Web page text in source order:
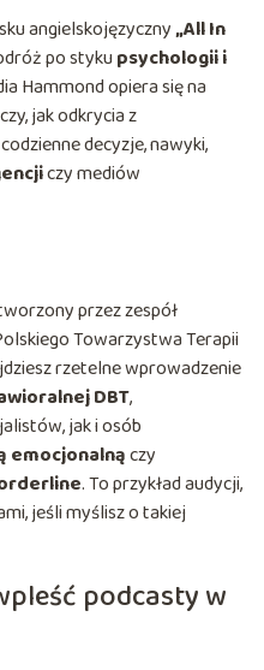
angielskojęzyczny„All In
po stykupsychologii i
Hammond opiera się na
jak odkrycia z
decyzje, nawyki,
czy mediów
przez zespół
Towarzystwa Terapii
rzetelne wprowadzenie
DBT,
jak i osób
emocjonalnączy
. To przykład audycji,
jeśli myślisz o takiej
podcasty w